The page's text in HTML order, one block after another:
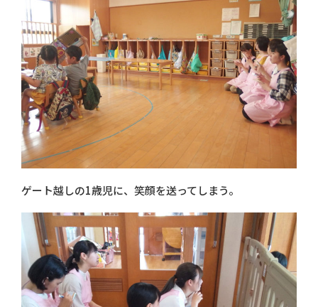
ゲート越しの1歳児に、笑顔を送ってしまう。